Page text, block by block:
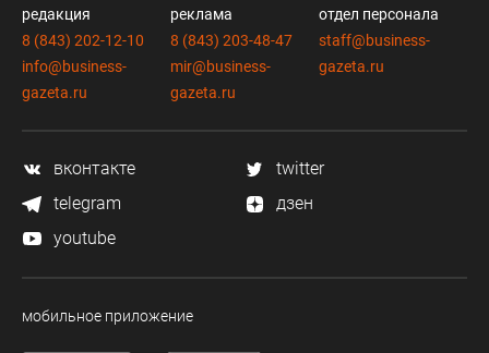
редакция
8 (843) 202-12-10
info@business-
gazeta.ru
реклама
8 (843) 203-48-47
mir@business-
gazeta.ru
отдел персонала
staff@business-
gazeta.ru
вконтакте
twitter
telegram
дзен
youtube
мобильное приложение